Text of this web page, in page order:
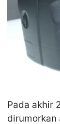
Pada akhir
dirumorkan